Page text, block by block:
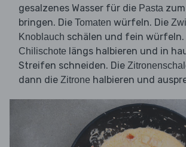
gesalzenes Wasser für die Pasta
bringen. Die Tomaten würfeln. Die
Knoblauch schälen und fein würfeln.
Chilischote längs halbieren und in
Streifen schneiden. Die
dann die Zitrone halbieren und